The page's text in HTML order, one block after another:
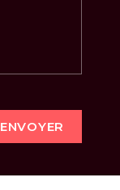
ENVOYER